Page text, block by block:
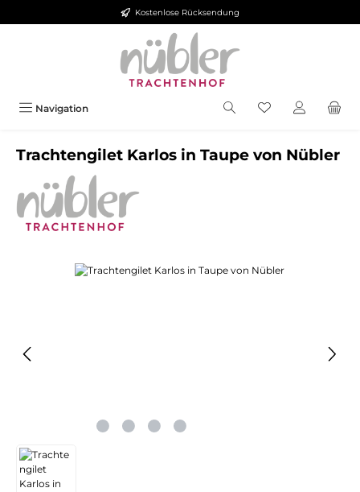
Zum Hauptinhalt springen Kostenlose Rücksendung
Navigation
Trachtengilet Karlos in Taupe von Nübler
Bildergalerie überspringen